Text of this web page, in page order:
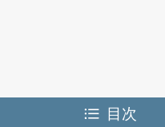
目次